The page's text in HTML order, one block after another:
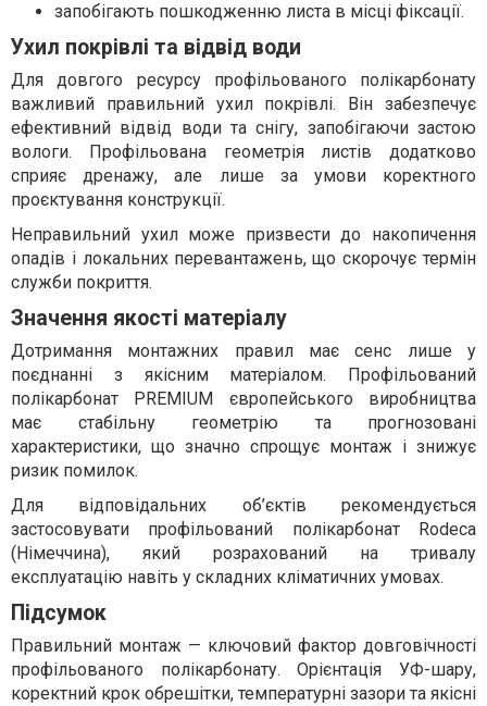
запобігають пошкодженню листа в місці фіксації.
Ухил покрівлі та відвід води
Для довгого ресурсу профільованого полікарбонату
важливий правильний ухил покрівлі. Він забезпечує
ефективний відвід води та снігу, запобігаючи застою
вологи. Профільована геометрія листів додатково
сприяє дренажу, але лише за умови коректного
проєктування конструкції.
Неправильний ухил може призвести до накопичення
опадів і локальних перевантажень, що скорочує термін
служби покриття.
Значення якості матеріалу
Дотримання монтажних правил має сенс лише у
поєднанні з якісним матеріалом. Профільований
полікарбонат PREMIUM європейського виробництва
має стабільну геометрію та прогнозовані
характеристики, що значно спрощує монтаж і знижує
ризик помилок.
Для відповідальних об’єктів рекомендується
застосовувати профільований полікарбонат Rodeca
(Німеччина), який розрахований на тривалу
експлуатацію навіть у складних кліматичних умовах.
Підсумок
Правильний монтаж — ключовий фактор довговічності
профільованого полікарбонату. Орієнтація УФ-шару,
коректний крок обрешітки, температурні зазори та якісні